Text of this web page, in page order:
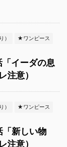
） ★ワンピース
「イーダの息
注意）
） ★ワンピース
「新しい物
注意）